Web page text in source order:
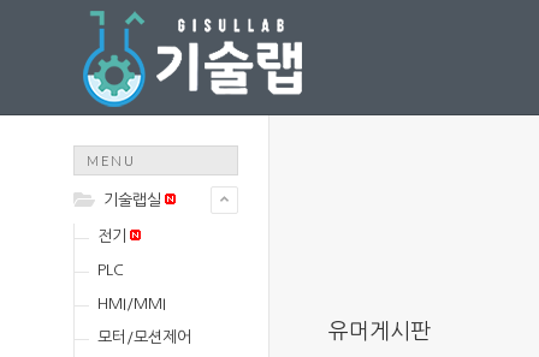
MENU
기술랩실
전기
PLC
HMI/MMI
모터/모션제어 유머게시판